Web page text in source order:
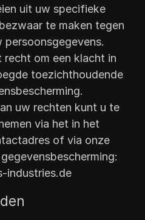
uit uw specifieke
te maken tegen
persoonsgegevens.
recht om een klacht in
toezichthoudende
uw rechten kunt u te
via het in het
of via onze
industries.de